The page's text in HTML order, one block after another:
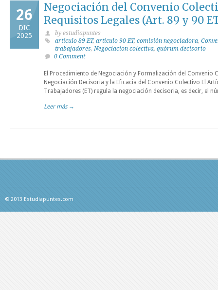
26
DIC
2025
Negociación del Convenio
Requisitos Legales (Art. 89 y 90
by estudiapuntes
artículo 89 ET, artículo 90 ET, comisión negociadora,
trabajadores,Negociacion colectiva, quórum decisorio
0 Comment
El Procedimiento de Negociación y Formalización del Convenio
Negociación Decisoria y la Eficacia del Convenio Colectivo El
Trabajadores (ET) regula la negociación decisoria, es decir, el
Leer más →
© 2013 Estudiapuntes.com